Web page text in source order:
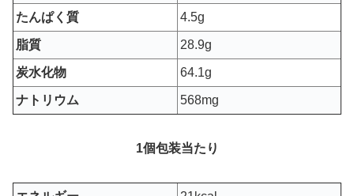
たんぱく質 4.5g
脂質 28.9g
炭水化物 64.1g
ナトリウム 568mg
1個包装当たり